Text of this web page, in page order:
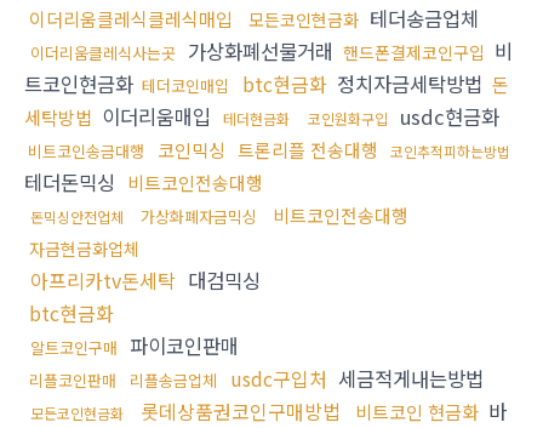
이더리움클레식클레식매입 모든코인현금화 테더송금업체
이더리움클레식사는곳 가상화폐선물거래 핸드폰결제코인구입 비
트코인현금화 테더코인매입 btc현금화 정치자금세탁방법 돈
세탁방법 이더리움매입 테더현금화 코인원화구입 usdc현금화
비트코인송금대행 코인믹싱 트론리플 전송대행 코인추적피하는방법
테더돈믹싱 비트코인전송대행
돈믹싱안전업체 가상화폐자금믹싱 비트코인전송대행
자금현금화업체
아프리카tv돈세탁 대검믹싱
btc현금화
알트코인구매 파이코인판매
리플코인판매 리플송금업체 usdc구입처 세금적게내는방법
모든코인현금화 롯데상품권코인구매방법 비트코인 현금화 바